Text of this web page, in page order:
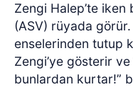
Zengi Halep’te
(ASV) rüyada
enselerinden tutup
Zengi’ye gösterir
bunlardan kurtar!”